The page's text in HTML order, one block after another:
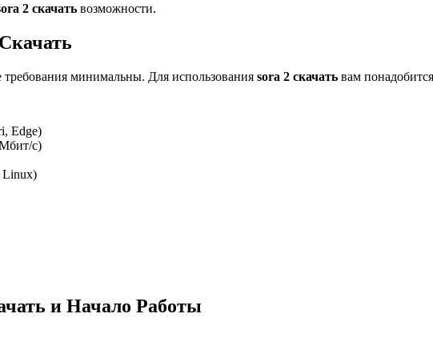
2 скачать возможности.
требования минимальны. Для использования sora 2 скачать вам
Edge)
с)
Linux)
и Начало Работы